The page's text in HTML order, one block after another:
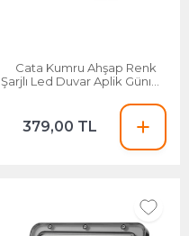
Cata Kumru Ahşap Renk
Şarjlı Led Duvar Aplik Günışığı
379,00 TL